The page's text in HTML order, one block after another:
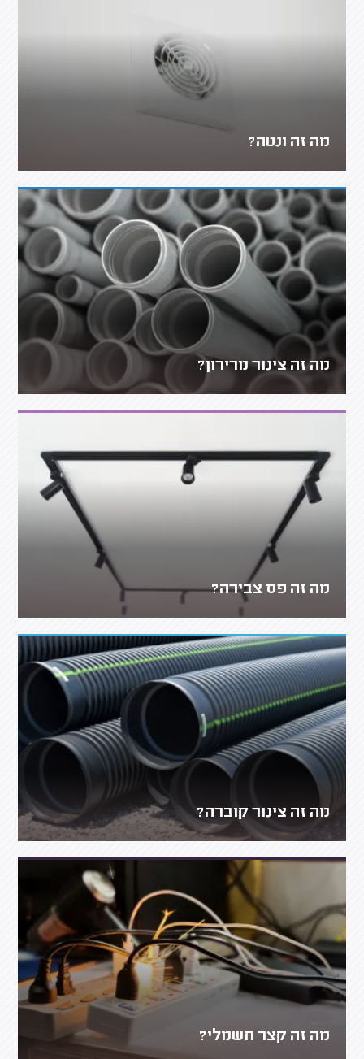
מה זה ונטה?
מה זה צינור מרירון?
מה זה פס צבירה?
מה זה צינור קוברה?
מה זה קצר חשמלי?